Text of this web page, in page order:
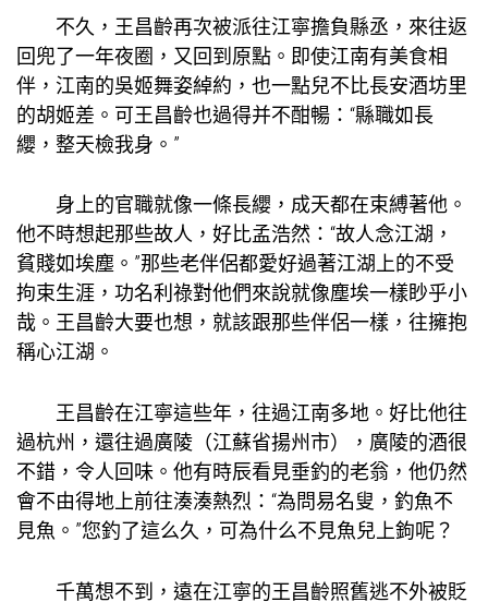
不久，王昌齡再次被派往江寧擔負縣丞，來往返
回兜了一年夜圈，又回到原點。即使江南有美食相
伴，江南的吳姬舞姿綽約，也一點兒不比長安酒坊里
的胡姬差。可王昌齡也過得并不酣暢：“縣職如長
纓，整天檢我身。”
身上的官職就像一條長纓，成天都在束縛著他。
他不時想起那些故人，好比孟浩然：“故人念江湖，
貧賤如埃塵。”那些老伴侶都愛好過著江湖上的不受
拘束生涯，功名利祿對他們來說就像塵埃一樣眇乎小
哉。王昌齡大要也想，就該跟那些伴侶一樣，往擁抱
稱心江湖。
王昌齡在江寧這些年，往過江南多地。好比他往
過杭州，還往過廣陵（江蘇省揚州市），廣陵的酒很
不錯，令人回味。他有時辰看見垂釣的老翁，他仍然
會不由得地上前往湊湊熱烈：“為問易名叟，釣魚不
見魚。”您釣了這么久，可為什么不見魚兒上鉤呢？
千萬想不到，遠在江寧的王昌齡照舊逃不外被貶